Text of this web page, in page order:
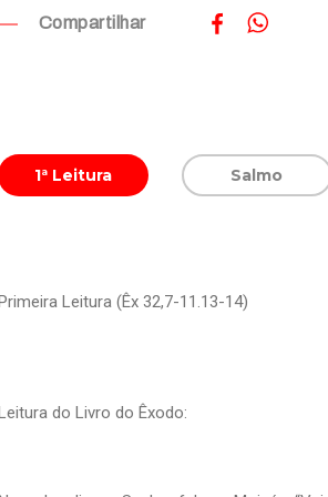
Compartilhar
1ª Leitura Salmo
Leitura (Êx 32,7-11.13-14)
do Livro do Êxodo: